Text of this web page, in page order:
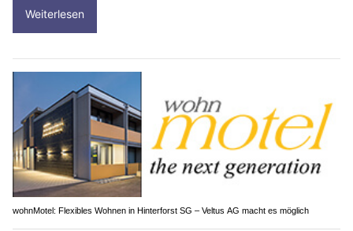
Weiterlesen
wohnMotel: Flexibles Wohnen in Hinterforst SG – Veltus AG macht es möglich